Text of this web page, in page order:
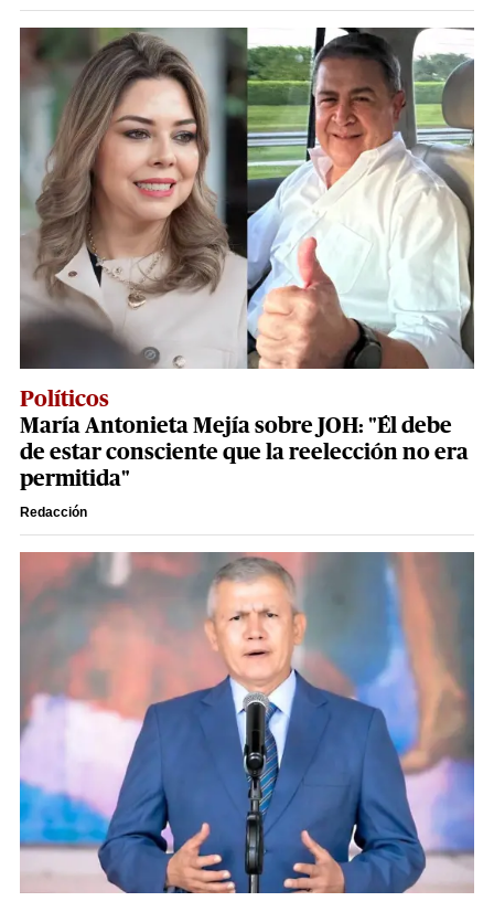
Políticos
María Antonieta Mejía sobre JOH: "Él debe
de estar consciente que la reelección no era
permitida"
Redacción